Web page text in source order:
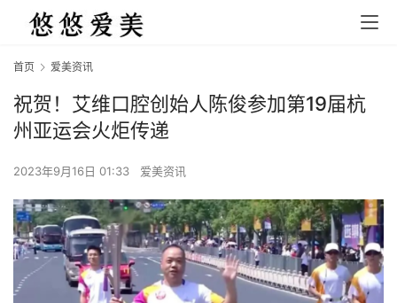
首页 爱美资讯
祝贺！艾维口腔创始人陈俊参加第19届杭
州亚运会火炬传递
2023年9月16日 01:33 爱美资讯